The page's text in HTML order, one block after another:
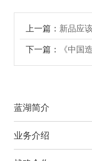
上一篇： 新品应
下一篇： 《中国
蓝湖简介
业务介绍